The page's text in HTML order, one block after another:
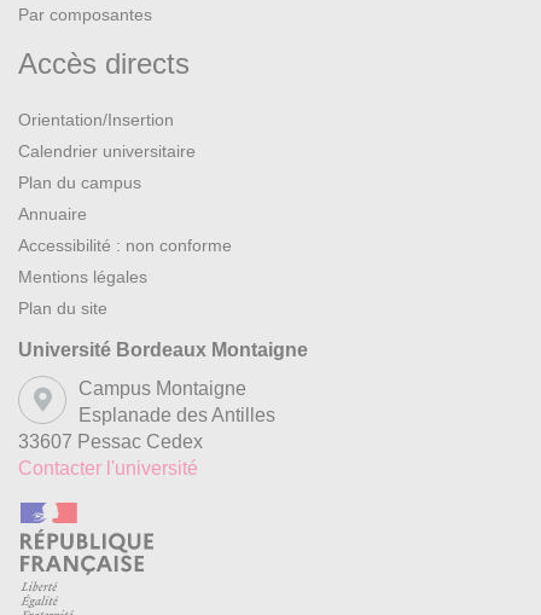
Par composantes
Accès directs
Orientation/Insertion
Calendrier universitaire
Plan du campus
Annuaire
Accessibilité : non conforme
Mentions légales
Plan du site
Université Bordeaux Montaigne
Campus Montaigne
Esplanade des Antilles
33607 Pessac Cedex
Contacter l'université